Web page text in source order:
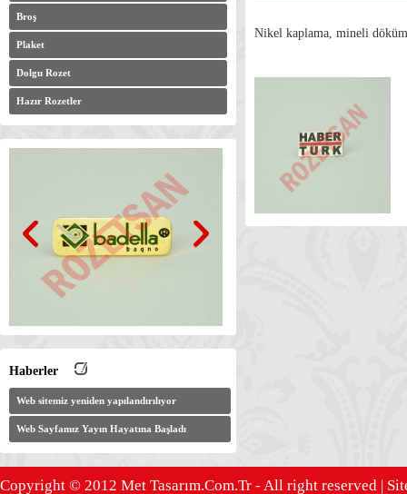
Broş
Plaket
Dolgu Rozet
Hazır Rozetler
Haberler
Web sitemiz yeniden yapılandırılıyor
Web Sayfamız Yayın Hayatına Başladı
Nikel kaplama, mineli
Copyright © 2012 Met Tasarım.Com.Tr - All right reserved |